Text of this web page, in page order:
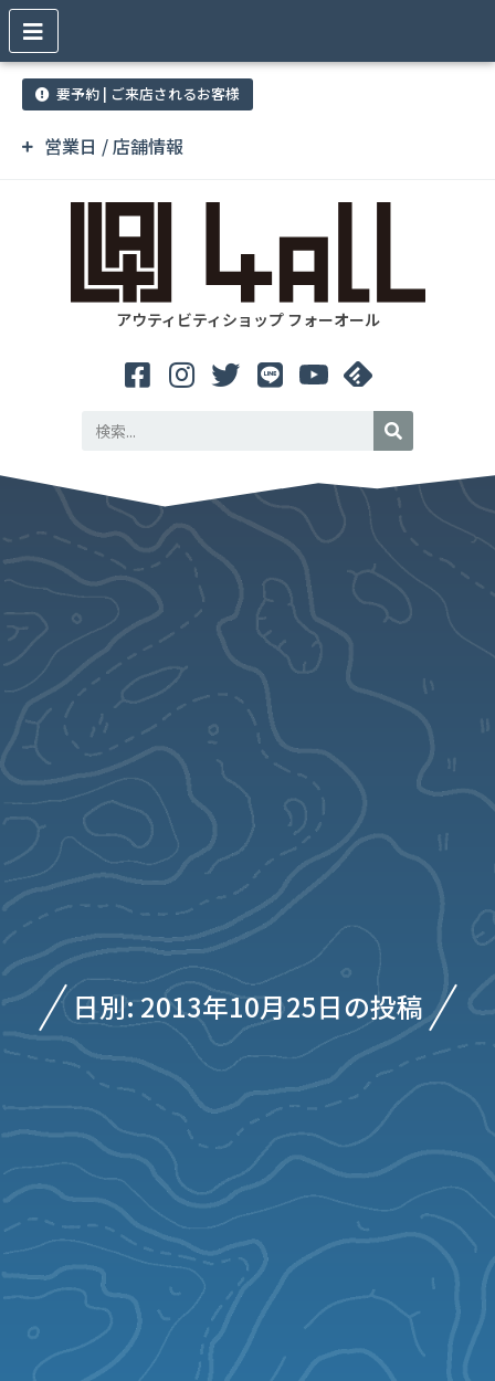
営業日 / 店舗情報
要予約 | ご来店されるお客様
アウティビティショップ フォーオール
日別: 2013年10月25日の投稿